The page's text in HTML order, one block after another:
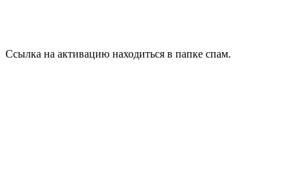
Ссылка на активацию находиться в папке спам.